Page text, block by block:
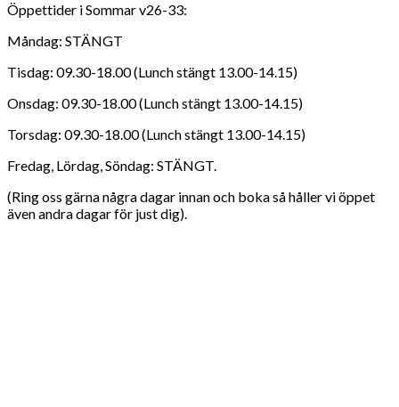
Öppettider i Sommar v26-33:
Måndag: STÄNGT
Tisdag: 09.30-18.00 (Lunch stängt 13.00-14.15)
Onsdag: 09.30-18.00 (Lunch stängt 13.00-14.15)
Torsdag: 09.30-18.00 (Lunch stängt 13.00-14.15)
Fredag, Lördag, Söndag: STÄNGT.
(Ring oss gärna några dagar innan och boka så håller vi öppet
även andra dagar för just dig).